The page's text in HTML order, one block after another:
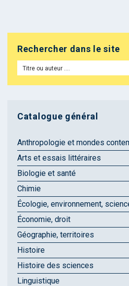
Rechercher dans le site
Catalogue général
Anthropologie et mondes
Arts et essais littéraires
Biologie et santé
Chimie
Écologie, environnement,
Économie, droit
Géographie, territoires
Histoire
Histoire des sciences
Linguistique